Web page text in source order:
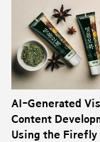
AI-Generated
Content
Using the Firefly